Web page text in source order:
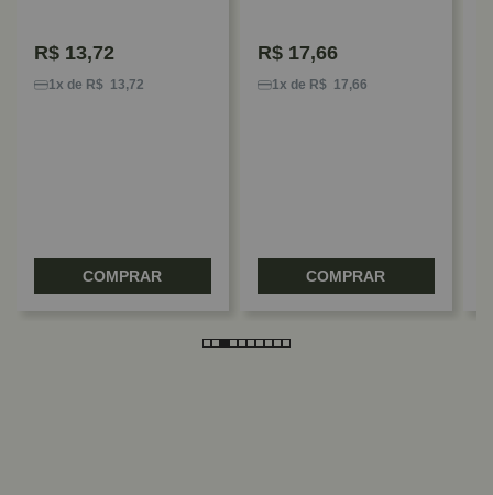
R$ 13,72
1x de R$ 13,72
COMPRAR
R$ 17,66
1x de R$ 17,66
COMPRAR